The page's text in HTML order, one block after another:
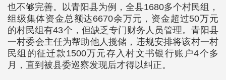
也不够完善。以青阳县为例，全县1680多个村民组，
组级集体资金总额达6670余万元，资金超过50万元
的村民组有43个，但缺乏专门财务人员管理。青阳县
一村委会主任为帮助他人揽储，违规安排将该村一村
民组的征迁款1500万元存入村文书银行账户4个多
月，直到被县委巡察发现后才得以纠正。